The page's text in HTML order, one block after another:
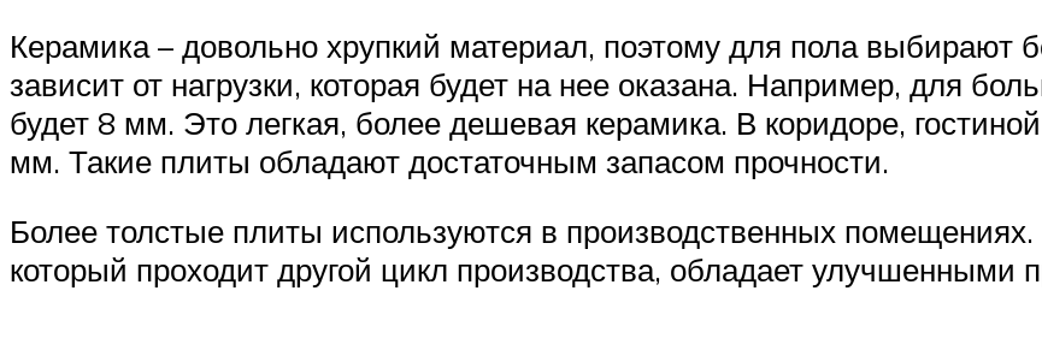
Керамика – довольно хрупкий материал, поэтому для пола
зависит от нагрузки, которая будет на нее оказана. Например, для
будет 8 мм. Это легкая, более дешевая керамика. В коридоре,
мм. Такие плиты обладают достаточным запасом прочности.
Более толстые плиты используются в производственных помещениях.
который проходит другой цикл производства, обладает улучшенными